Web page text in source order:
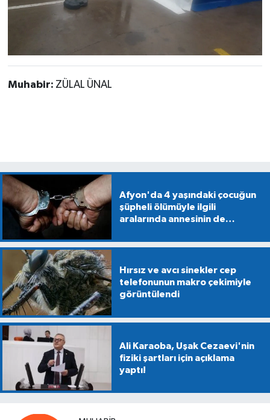
Muhabir: ZÜLAL ÜNAL
Afyon'da 4 yaşındaki çocuğun
şüpheli ölümüyle ilgili
aralarında annesinin de
Hırsız ve avcı sinekler cep
telefonunun makro çekimiyle
görüntülendi
Ali Karaoba, Uşak Cezaevi'nin
fiziki şartları için açıklama
yaptı!